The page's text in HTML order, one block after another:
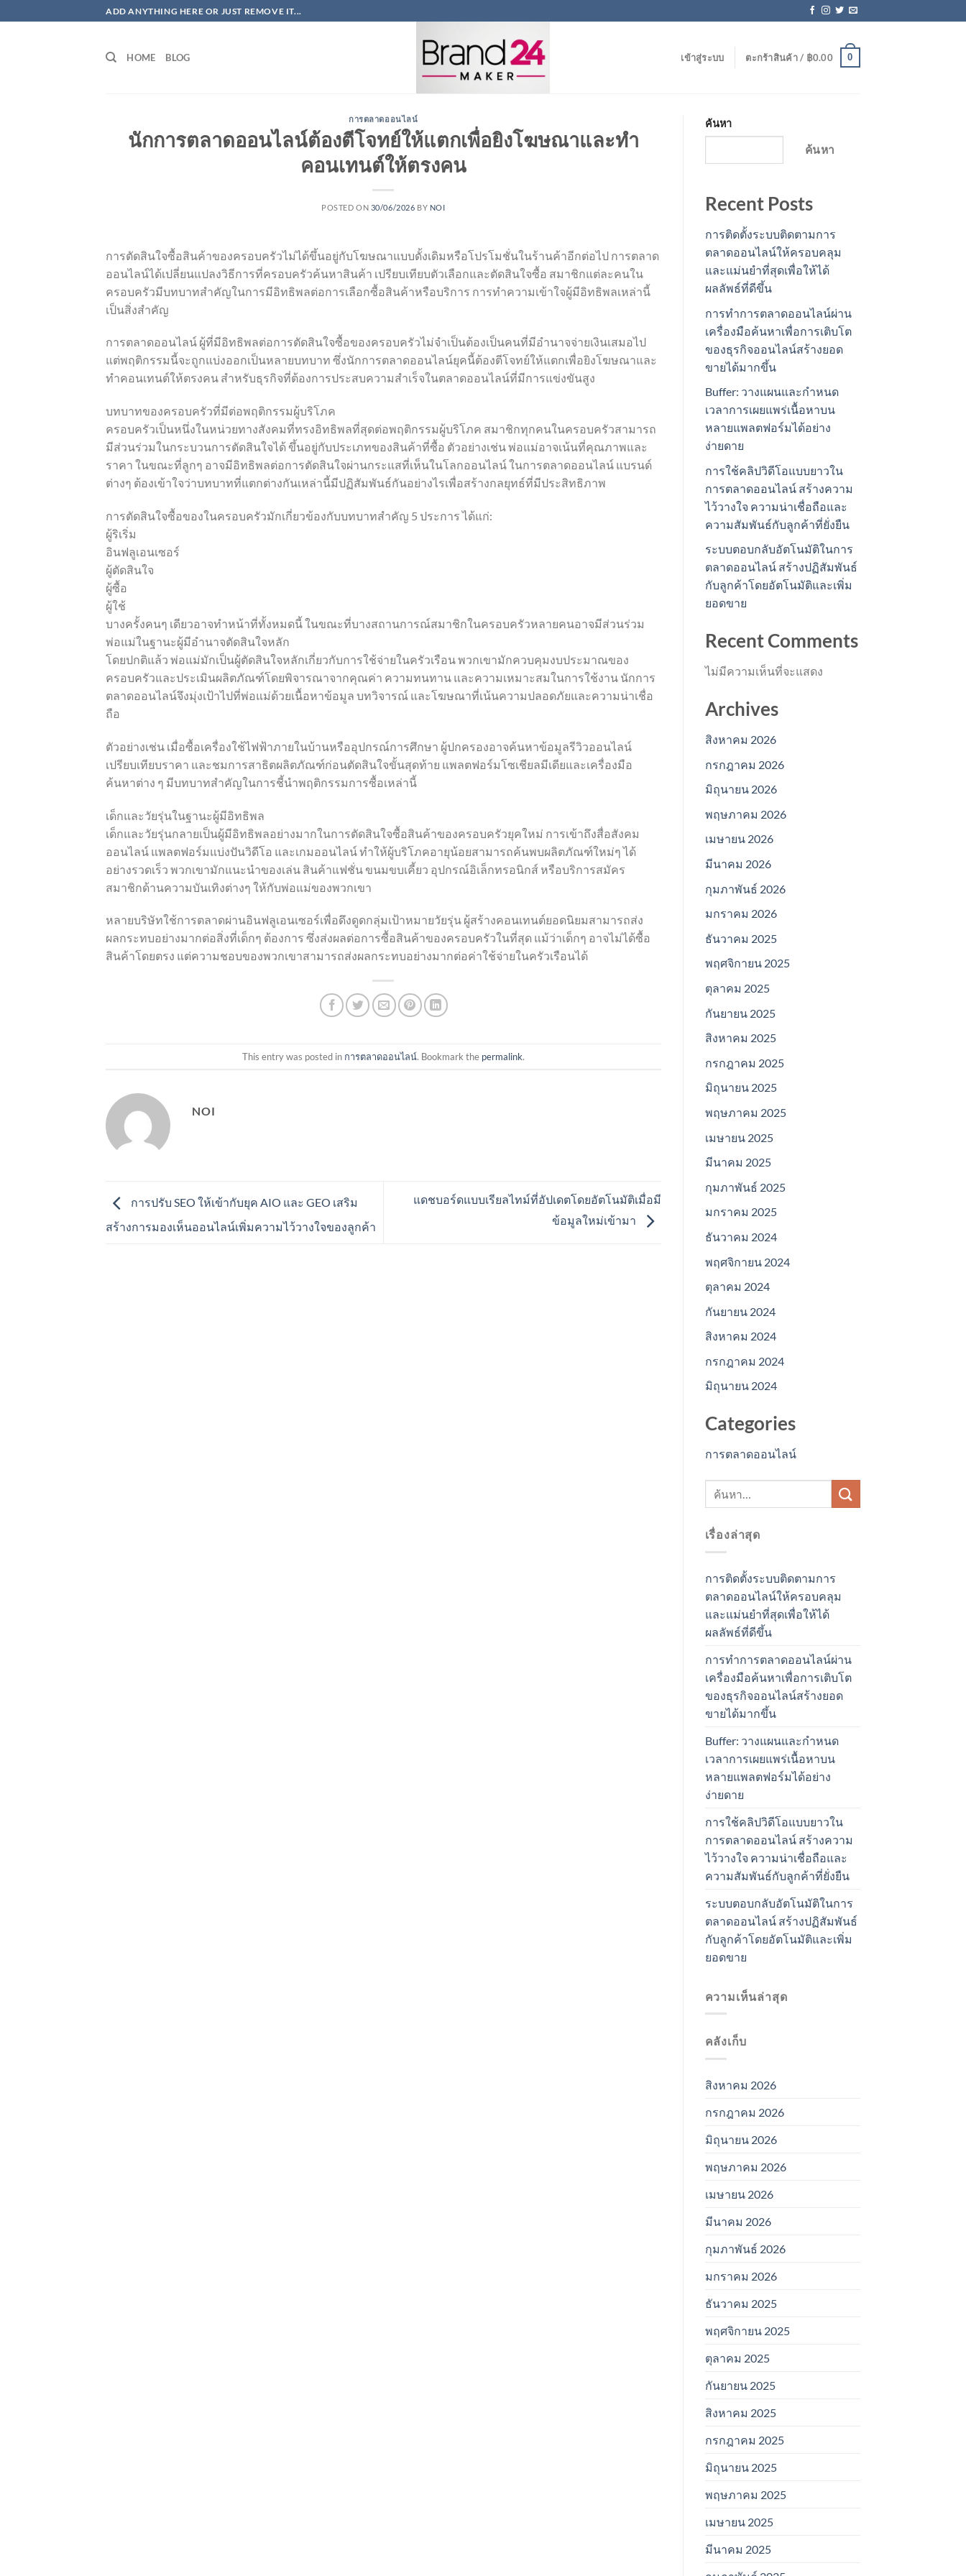
ไป
ADD ANYTHING HERE OR JUST REMOVE IT...
HOME BLOG เข้าสู่ระบบ ตะกร้าสินค้า / ฿0.00 0
การตลาดออนไลน์
นักการตลาดออนไลน์ต้องตีโจทย์ให้แตกเพื่อยิงโฆษณาและทำ
คอนเทนต์ให้ตรงคน
POSTED ON 30/06/2026 BY NOI
การตัดสินใจซื้อสินค้าของครอบครัวไม่ได้ขึ้นอยู่กับโฆษณาแบบดั้งเดิมหรือโปรโมชั่นในร้านค้าอีกต่อไป การตลาด
ออนไลน์ได้เปลี่ยนแปลงวิธีการที่ครอบครัวค้นหาสินค้า เปรียบเทียบตัวเลือกและตัดสินใจซื้อ สมาชิกแต่ละคนใน
ครอบครัวมีบทบาทสำคัญในการมีอิทธิพลต่อการเลือกซื้อสินค้าหรือบริการ การทำความเข้าใจผู้มีอิทธิพลเหล่านี้
เป็นสิ่งสำคัญ
การตลาดออนไลน์ ผู้ที่มีอิทธิพลต่อการตัดสินใจซื้อของครอบครัวไม่จำเป็นต้องเป็นคนที่มีอำนาจจ่ายเงินเสมอไป
แต่พฤติกรรมนี้จะถูกแบ่งออกเป็นหลายบทบาท ซึ่งนักการตลาดออนไลน์ยุคนี้ต้องตีโจทย์ให้แตกเพื่อยิงโฆษณาและ
ทำคอนเทนต์ให้ตรงคน สำหรับธุรกิจที่ต้องการประสบความสำเร็จในตลาดออนไลน์ที่มีการแข่งขันสูง
บทบาทของครอบครัวที่มีต่อพฤติกรรมผู้บริโภค
ครอบครัวเป็นหนึ่งในหน่วยทางสังคมที่ทรงอิทธิพลที่สุดต่อพฤติกรรมผู้บริโภค สมาชิกทุกคนในครอบครัวสามารถ
มีส่วนร่วมในกระบวนการตัดสินใจได้ ขึ้นอยู่กับประเภทของสินค้าที่ซื้อ ตัวอย่างเช่น พ่อแม่อาจเน้นที่คุณภาพและ
ราคา ในขณะที่ลูกๆ อาจมีอิทธิพลต่อการตัดสินใจผ่านกระแสที่เห็นในโลกออนไลน์ ในการตลาดออนไลน์ แบรนด์
ต่างๆ ต้องเข้าใจว่าบทบาทที่แตกต่างกันเหล่านี้มีปฏิสัมพันธ์กันอย่างไรเพื่อสร้างกลยุทธ์ที่มีประสิทธิภาพ
การตัดสินใจซื้อของในครอบครัวมักเกี่ยวข้องกับบทบาทสำคัญ 5 ประการ ได้แก่:
ผู้ริเริ่ม
อินฟลูเอนเซอร์
ผู้ตัดสินใจ
ผู้ซื้อ
ผู้ใช้
บางครั้งคนๆ เดียวอาจทำหน้าที่ทั้งหมดนี้ ในขณะที่บางสถานการณ์สมาชิกในครอบครัวหลายคนอาจมีส่วนร่วม
พ่อแม่ในฐานะผู้มีอำนาจตัดสินใจหลัก
โดยปกติแล้ว พ่อแม่มักเป็นผู้ตัดสินใจหลักเกี่ยวกับการใช้จ่ายในครัวเรือน พวกเขามักควบคุมงบประมาณของ
ครอบครัวและประเมินผลิตภัณฑ์โดยพิจารณาจากคุณค่า ความทนทาน และความเหมาะสมในการใช้งาน นักการ
ตลาดออนไลน์จึงมุ่งเป้าไปที่พ่อแม่ด้วยเนื้อหาข้อมูล บทวิจารณ์ และโฆษณาที่เน้นความปลอดภัยและความน่าเชื่อ
ถือ
ตัวอย่างเช่น เมื่อซื้อเครื่องใช้ไฟฟ้าภายในบ้านหรืออุปกรณ์การศึกษา ผู้ปกครองอาจค้นหาข้อมูลรีวิวออนไลน์
เปรียบเทียบราคา และชมการสาธิตผลิตภัณฑ์ก่อนตัดสินใจขั้นสุดท้าย แพลตฟอร์มโซเชียลมีเดียและเครื่องมือ
ค้นหาต่าง ๆ มีบทบาทสำคัญในการชี้นำพฤติกรรมการซื้อเหล่านี้
เด็กและวัยรุ่นในฐานะผู้มีอิทธิพล
เด็กและวัยรุ่นกลายเป็นผู้มีอิทธิพลอย่างมากในการตัดสินใจซื้อสินค้าของครอบครัวยุคใหม่ การเข้าถึงสื่อสังคม
ออนไลน์ แพลตฟอร์มแบ่งปันวิดีโอ และเกมออนไลน์ ทำให้ผู้บริโภคอายุน้อยสามารถค้นพบผลิตภัณฑ์ใหม่ๆ ได้
อย่างรวดเร็ว พวกเขามักแนะนำของเล่น สินค้าแฟชั่น ขนมขบเคี้ยว อุปกรณ์อิเล็กทรอนิกส์ หรือบริการสมัคร
สมาชิกด้านความบันเทิงต่างๆ ให้กับพ่อแม่ของพวกเขา
หลายบริษัทใช้การตลาดผ่านอินฟลูเอนเซอร์เพื่อดึงดูดกลุ่มเป้าหมายวัยรุ่น ผู้สร้างคอนเทนต์ยอดนิยมสามารถส่ง
ผลกระทบอย่างมากต่อสิ่งที่เด็กๆ ต้องการ ซึ่งส่งผลต่อการซื้อสินค้าของครอบครัวในที่สุด แม้ว่าเด็กๆ อาจไม่ได้ซื้อ
สินค้าโดยตรง แต่ความชอบของพวกเขาสามารถส่งผลกระทบอย่างมากต่อค่าใช้จ่ายในครัวเรือนได้
This entry was posted in การตลาดออนไลน์. Bookmark the permalink.
NOI
การปรับ SEO ให้เข้ากับยุค AIO และ GEO เสริม
สร้างการมองเห็นออนไลน์เพิ่มความไว้วางใจของลูกค้า
แดชบอร์ดแบบเรียลไทม์ที่อัปเดตโดยอัตโนมัติเมื่อมี
ข้อมูลใหม่เข้ามา
ค้นหา
ค้นหา
Recent Posts
การติดตั้งระบบติดตามการ
ตลาดออนไลน์ให้ครอบคลุม
และแม่นยำที่สุดเพื่อให้ได้
ผลลัพธ์ที่ดีขึ้น
การทำการตลาดออนไลน์ผ่าน
เครื่องมือค้นหาเพื่อการเติบโต
ของธุรกิจออนไลน์สร้างยอด
ขายได้มากขึ้น
Buffer: วางแผนและกำหนด
เวลาการเผยแพร่เนื้อหาบน
หลายแพลตฟอร์มได้อย่าง
ง่ายดาย
การใช้คลิปวิดีโอแบบยาวใน
การตลาดออนไลน์ สร้างความ
ไว้วางใจ ความน่าเชื่อถือและ
ความสัมพันธ์กับลูกค้าที่ยั่งยืน
ระบบตอบกลับอัตโนมัติในการ
ตลาดออนไลน์ สร้างปฏิสัมพันธ์
กับลูกค้าโดยอัตโนมัติและเพิ่ม
ยอดขาย
Recent Comments
ไม่มีความเห็นที่จะแสดง
Archives
สิงหาคม 2026
กรกฎาคม 2026
มิถุนายน 2026
พฤษภาคม 2026
เมษายน 2026
มีนาคม 2026
กุมภาพันธ์ 2026
มกราคม 2026
ธันวาคม 2025
พฤศจิกายน 2025
ตุลาคม 2025
กันยายน 2025
สิงหาคม 2025
กรกฎาคม 2025
มิถุนายน 2025
พฤษภาคม 2025
เมษายน 2025
มีนาคม 2025
กุมภาพันธ์ 2025
มกราคม 2025
ธันวาคม 2024
พฤศจิกายน 2024
ตุลาคม 2024
กันยายน 2024
สิงหาคม 2024
กรกฎาคม 2024
มิถุนายน 2024
Categories
การตลาดออนไลน์
เรื่องล่าสุด
การติดตั้งระบบติดตามการ
ตลาดออนไลน์ให้ครอบคลุม
และแม่นยำที่สุดเพื่อให้ได้
ผลลัพธ์ที่ดีขึ้น
การทำการตลาดออนไลน์ผ่าน
เครื่องมือค้นหาเพื่อการเติบโต
ของธุรกิจออนไลน์สร้างยอด
ขายได้มากขึ้น
Buffer: วางแผนและกำหนด
เวลาการเผยแพร่เนื้อหาบน
หลายแพลตฟอร์มได้อย่าง
ง่ายดาย
การใช้คลิปวิดีโอแบบยาวใน
การตลาดออนไลน์ สร้างความ
ไว้วางใจ ความน่าเชื่อถือและ
ความสัมพันธ์กับลูกค้าที่ยั่งยืน
ระบบตอบกลับอัตโนมัติในการ
ตลาดออนไลน์ สร้างปฏิสัมพันธ์
กับลูกค้าโดยอัตโนมัติและเพิ่ม
ยอดขาย
ความเห็นล่าสุด
คลังเก็บ
สิงหาคม 2026
กรกฎาคม 2026
มิถุนายน 2026
พฤษภาคม 2026
เมษายน 2026
มีนาคม 2026
กุมภาพันธ์ 2026
มกราคม 2026
ธันวาคม 2025
พฤศจิกายน 2025
ตุลาคม 2025
กันยายน 2025
สิงหาคม 2025
กรกฎาคม 2025
มิถุนายน 2025
พฤษภาคม 2025
เมษายน 2025
มีนาคม 2025